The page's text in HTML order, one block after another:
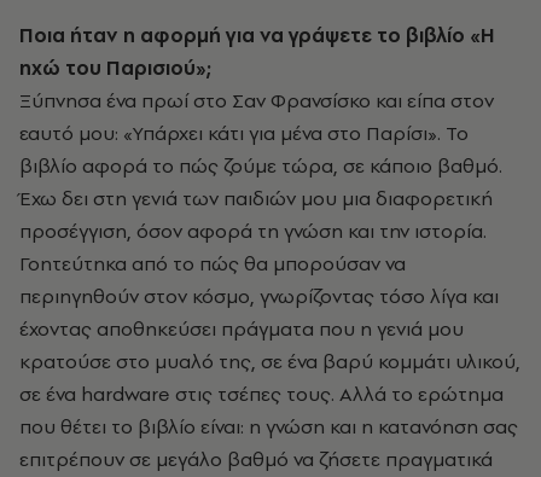
Ποια ήταν η αφορμή για να γράψετε το βιβλίο «Η
ηχώ του Παρισιού»;
Ξύπνησα ένα πρωί στο Σαν Φρανσίσκο και είπα στον
εαυτό μου: «Υπάρχει κάτι για μένα στο Παρίσι». Το
βιβλίο αφορά το πώς ζούμε τώρα, σε κάποιο βαθμό.
Έχω δει στη γενιά των παιδιών μου μια διαφορετική
προσέγγιση, όσον αφορά τη γνώση και την ιστορία.
Γοητεύτηκα από το πώς θα μπορούσαν να
περιηγηθούν στον κόσμο, γνωρίζοντας τόσο λίγα και
έχοντας αποθηκεύσει πράγματα που η γενιά μου
κρατούσε στο μυαλό της, σε ένα βαρύ κομμάτι υλικού,
σε ένα hardware στις τσέπες τους. Αλλά το ερώτημα
που θέτει το βιβλίο είναι: η γνώση και η κατανόηση σας
επιτρέπουν σε μεγάλο βαθμό να ζήσετε πραγματικά